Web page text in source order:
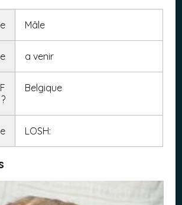
Mâle
a venir
?
Belgique
LOSH: